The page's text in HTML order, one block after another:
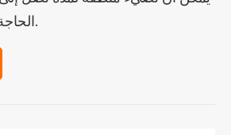
الحاجة إلى كابلات إضافية.